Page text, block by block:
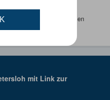
Sie sich bitte an einen
guetersloh.de